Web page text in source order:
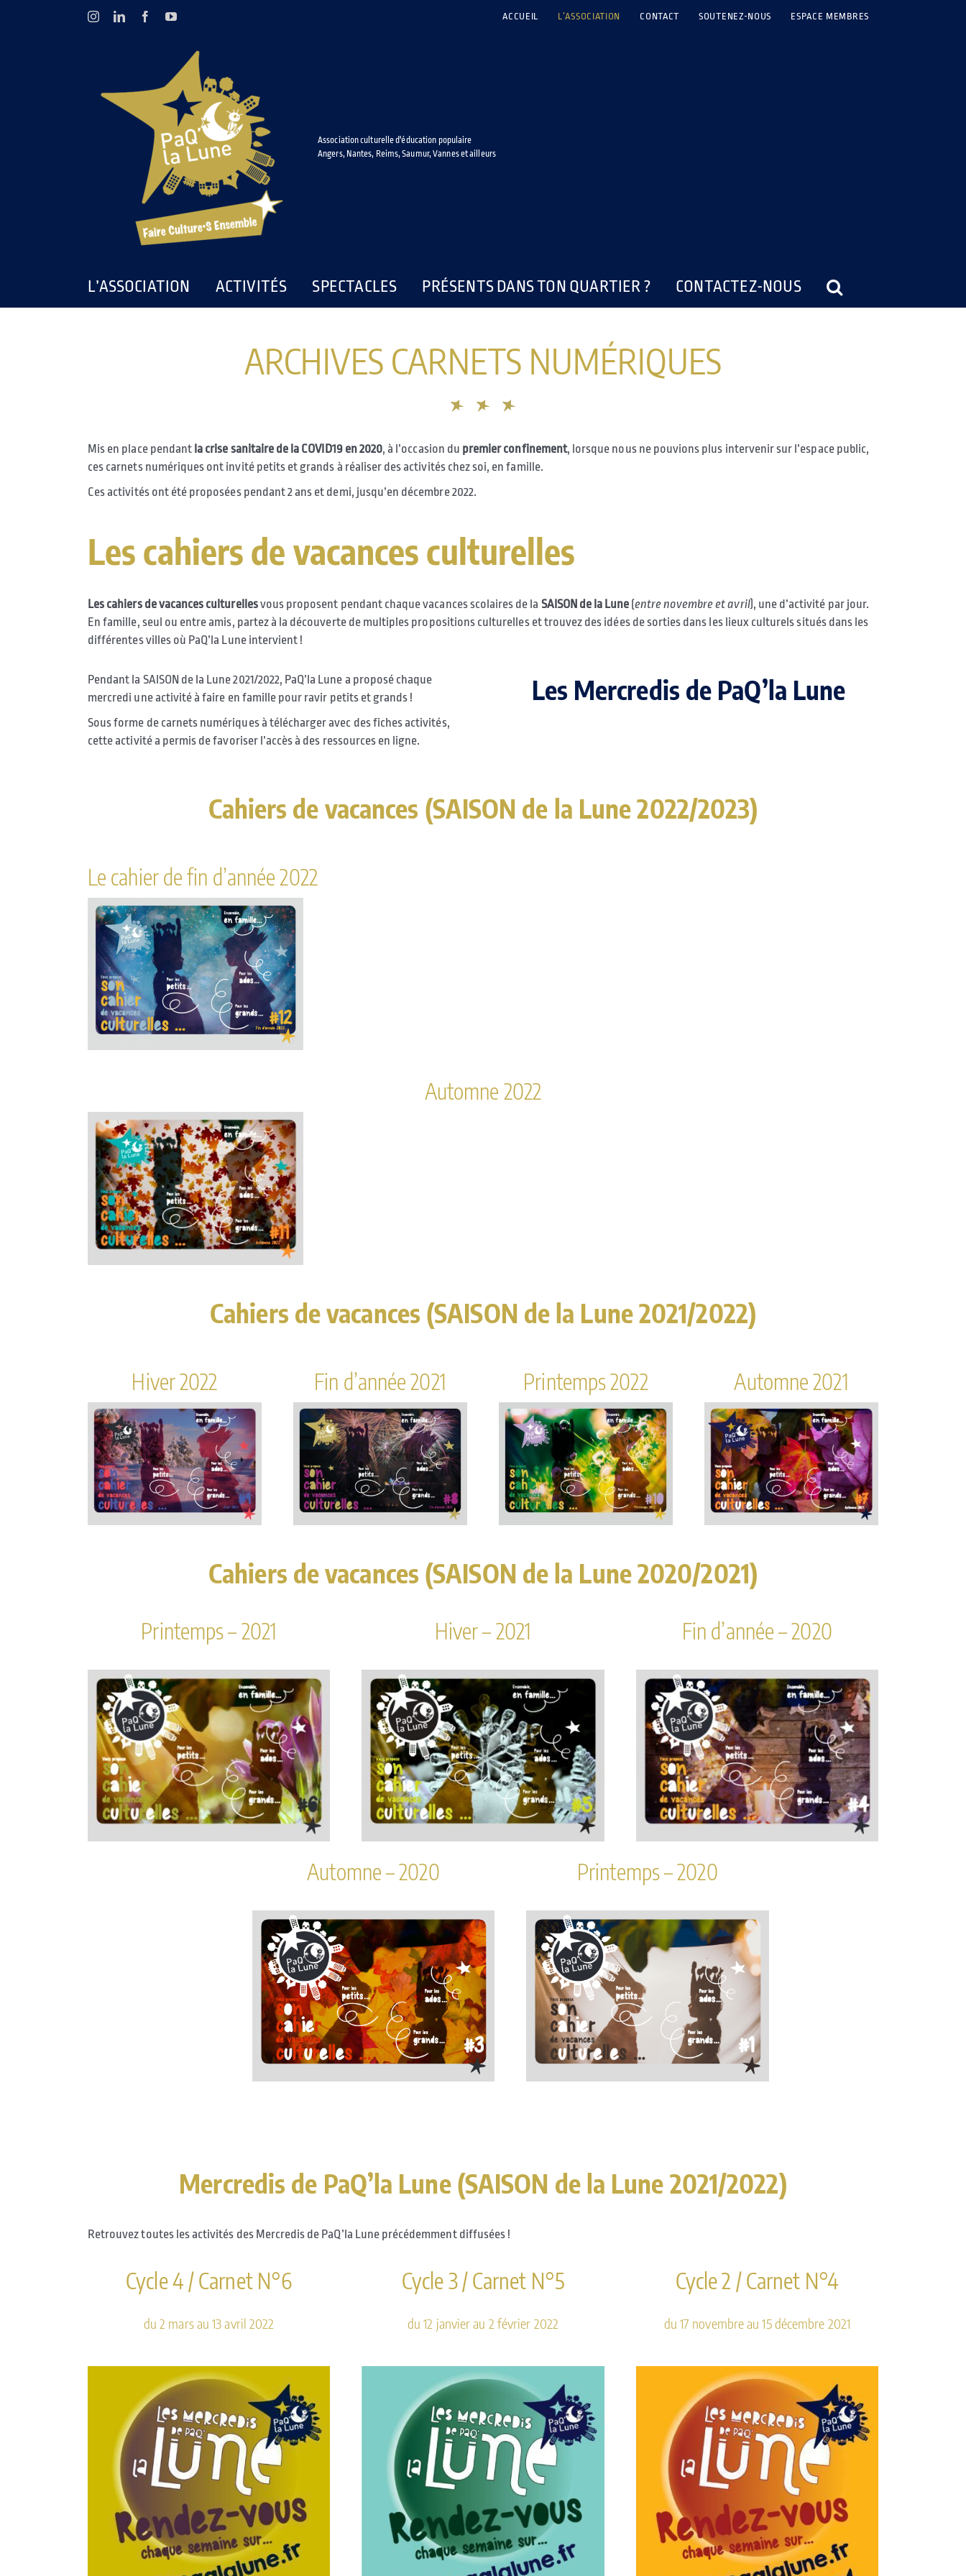
InstagramLinkedInFacebookYouTube ACCUEIL L’ASSOCIATION CONTACT SOUTENEZ-NOUS ESPACE MEMBRES
Association culturelle d'éducation populaire
Angers, Nantes, Reims, Saumur, Vannes et ailleurs
L’ASSOCIATION ACTIVITÉS SPECTACLES PRÉSENTS DANS TON QUARTIER ? CONTACTEZ-NOUS
ARCHIVES CARNETS NUMÉRIQUES
Mis en place pendant la crise sanitaire de la COVID19 en 2020, à l’occasion du premier confinement, lorsque nous ne pouvions plus intervenir sur l’espace public,
ces carnets numériques ont invité petits et grands à réaliser des activités chez soi, en famille.
Ces activités ont été proposées pendant 2 ans et demi, jusqu’en décembre 2022.
Les cahiers de vacances culturelles
Les cahiers de vacances culturellesvous proposent pendant chaque vacances scolaires de la SAISON de la Lune (entre novembre et avril), une d’activité par jour.
En famille, seul ou entre amis, partez à la découverte de multiples propositions culturelles et trouvez des idées de sorties dans les lieux culturels situés dans les
différentes villes où PaQ’la Lune intervient !
Pendant la SAISON de la Lune 2021/2022, PaQ’la Lune a proposé chaque
mercredi une activité à faire en famille pour ravir petits et grands !
Sous forme de carnets numériques à télécharger avec des fiches activités,
cette activité a permis de favoriser l’accès à des ressources en ligne.
Les Mercredis de PaQ’la Lune
Cahiers de vacances (SAISON de la Lune 2022/2023)
Le cahier de fin d’année 2022
Automne 2022
Cahiers de vacances (SAISON de la Lune 2021/2022)
Hiver 2022 Fin d’année 2021 Printemps 2022 Automne 2021
Cahiers de vacances (SAISON de la Lune 2020/2021)
Printemps – 2021 Hiver – 2021 Fin d’année – 2020
Automne – 2020 Printemps – 2020
Mercredis de PaQ’la Lune (SAISON de la Lune 2021/2022)
Retrouvez toutes les activités des Mercredis de PaQ’la Lune précédemment diffusées !
Cycle 4 / Carnet N°6
du 2 mars au 13 avril 2022
Cycle 3 / Carnet N°5
du 12 janvier au 2 février 2022
Cycle 2 / Carnet N°4
du 17 novembre au 15 décembre 2021